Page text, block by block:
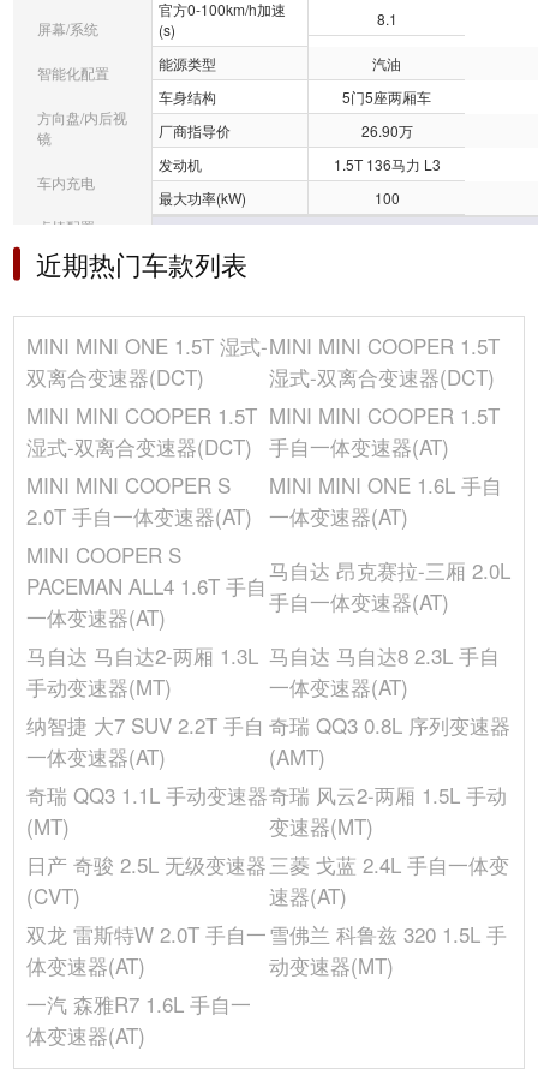
屏幕/系统
智能化配置
方向盘/内后视
镜
车内充电
桌椅配置
音响/车内灯光
冰箱/空调
选装包
其它
官方0-100km/h加速
(s)
8.1
能源类型
汽油
车身结构
5门5座两厢车
厂商指导价
26.90万
发动机
1.5T 136马力 L3
最大功率(kW)
100
长度(mm)
3993
行李厢容积(L)
278
整备质量(kg)
1305
高度(mm)
1462
车门数(个)
5
油箱容积(L)
-
最小离地间隙(mm)
-
轴距(mm)
前轮距(mm)
宽度(mm)
座位数(个)
5
车身结构
5门5座两厢车
发动机
最大马力(Ps)
136
配气机构
DOHC
发动机启停技术
●
B38A15A
进气形式
近期热门车款列表
MINI MINI ONE 1.5T 湿式-
双离合变速器(DCT)
MINI MINI COOPER 1.5T
湿式-双离合变速器(DCT)
MINI MINI COOPER 1.5T
湿式-双离合变速器(DCT)
MINI MINI COOPER 1.5T
手自一体变速器(AT)
MINI MINI COOPER S
2.0T 手自一体变速器(AT)
MINI MINI ONE 1.6L 手自
一体变速器(AT)
MINI COOPER S
PACEMAN ALL4 1.6T 手自
一体变速器(AT)
马自达 昂克赛拉-三厢 2.0L
手自一体变速器(AT)
马自达 马自达2-两厢 1.3L
手动变速器(MT)
马自达 马自达8 2.3L 手自
一体变速器(AT)
纳智捷 大7 SUV 2.2T 手自
一体变速器(AT)
奇瑞 QQ3 0.8L 序列变速器
(AMT)
奇瑞 QQ3 1.1L 手动变速器
(MT)
奇瑞 风云2-两厢 1.5L 手动
变速器(MT)
日产 奇骏 2.5L 无级变速器
(CVT)
三菱 戈蓝 2.4L 手自一体变
速器(AT)
双龙 雷斯特W 2.0T 手自一
体变速器(AT)
雪佛兰 科鲁兹 320 1.5L 手
动变速器(MT)
一汽 森雅R7 1.6L 手自一
体变速器(AT)